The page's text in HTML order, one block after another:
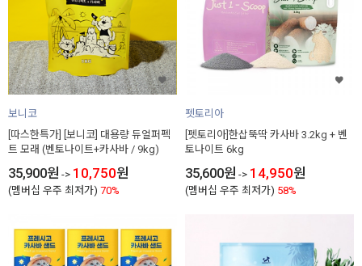
보니코
[따스한특가] [보니코] 대용량 듀얼퍼펙
트 모래 (벤토나이트+카사바 / 9kg)
35,900원 -> 10,750원
(멤버십 우주 최저가) 70%
펫토리아
[펫토리아]한삽뚝딱 카사바 3.2kg + 벤
토나이트 6kg
35,600원 -> 14,950원
(멤버십 우주 최저가) 58%